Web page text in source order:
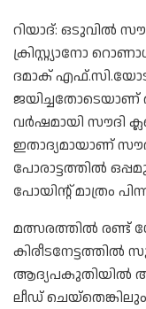
റിയാദ്: ഒടുവിൽ
ക്രിസ്റ്റ്യാനോ
ദമാക്
ജയിച്ചതോടെയാണ്
വർഷമായി സൗദി
ഇതാദ്യമായാണ്
പോരാട്ടത്തിൽ
പോയിന്റ് മാത്രം
മത്സരത്തിൽ
കിരീടനേട്ടത്തിൽ
ആദ്യപകുതിയിൽ
ലീഡ് ചെയ്‌തെങ്കിലും